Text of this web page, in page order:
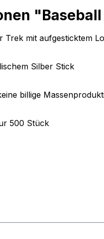
"Baseball
Trek mit aufgesticktem
Silber Stick
billige
500 Stück